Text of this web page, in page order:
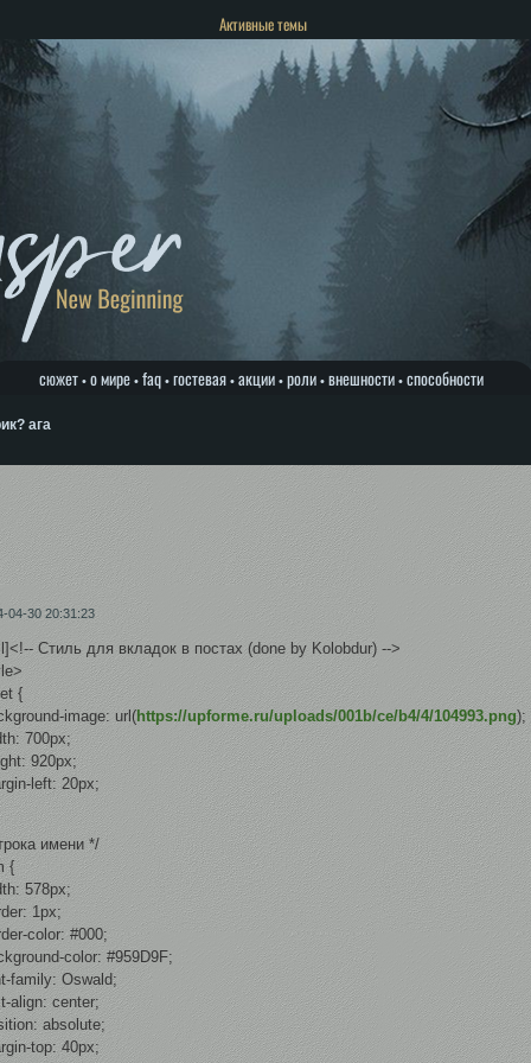
сюжет• о мире• faq• гостевая• акции• роли• внешности• способности
Активные темы
ага
04-30 20:31:23
Стиль для вкладок в постах (done by Kolobdur) -->
{
image: url(https://upforme.ru/uploads/001b/ce/b4/4/104993.png);
700px;
920px;
left: 20px;
имени */
{
578px;
1px;
color: #000;
color: #959D9F;
family: Oswald;
center;
absolute;
top: 40px;